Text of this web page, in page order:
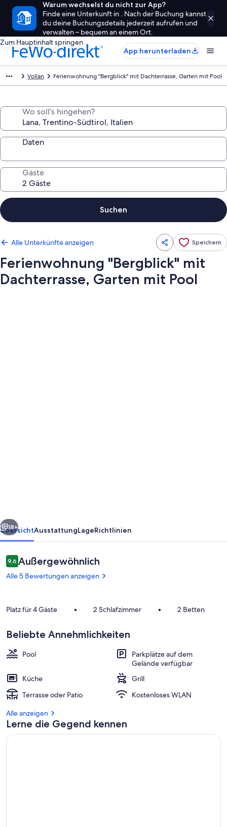
Warum wechselst du nicht zur App?
Finde eine Unterkunft in . Nach der Buchung kannst
du deine Buchungsdetails jederzeit aufrufen und
verwalten – bequem an einem Ort.
Zum Hauptinhalt springen
App herunterladen
Vollan Ferienwohnung "Bergblick" mit Dachterrasse, Garten mit Pool
Wo soll’s hingehen?
Daten
Gäste
Suchen
Alle Unterkünfte anzeigen Speichern
Ferienwohnung "Bergblick" mit
Dachterrasse, Garten mit Pool
Pool
Zimmer
Weiter
18+
ÜbersichtAusstattungLageRichtlinien
Bewertungen
9,69,6 von 10.
Außergewöhnlich
Alle 5 Bewertungen anzeigen
Platz für 4 Gäste • 2 Schlafzimmer • 2 Betten
Beliebte Annehmlichkeiten
Pool
Parkplätze auf dem
Gelände verfügbar
Küche
Grill
Terrasse oder Patio
Kostenloses WLAN
Alle anzeigen
Lerne die Gegend kennen